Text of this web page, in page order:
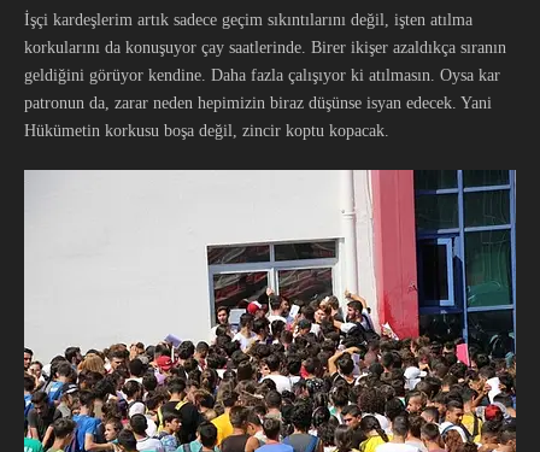
İşçi kardeşlerim artık sadece geçim sıkıntılarını değil, işten atılma
korkularını da konuşuyor çay saatlerinde. Birer ikişer azaldıkça sıranın
geldiğini görüyor kendine. Daha fazla çalışıyor ki atılmasın. Oysa kar
patronun da, zarar neden hepimizin biraz düşünse isyan edecek. Yani
Hükümetin korkusu boşa değil, zincir koptu kopacak.